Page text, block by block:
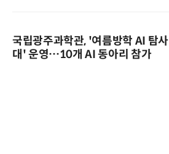
국립광주과학관, '여름방학 AI 탐사
대' 운영…10개 AI 동아리 참가